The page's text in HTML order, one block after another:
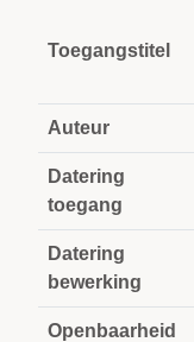
Toegangstitel
Auteur
Datering
toegang
Datering
bewerking
Openbaarheid